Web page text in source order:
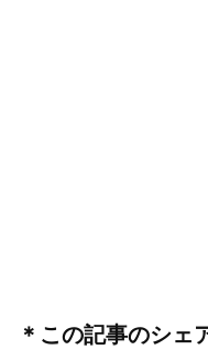
＊この記事のシェ